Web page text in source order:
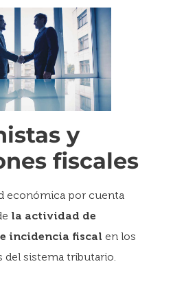
y
fiscales
económica por cuenta
la actividad de
incidencia fiscal en los
sistema tributario.